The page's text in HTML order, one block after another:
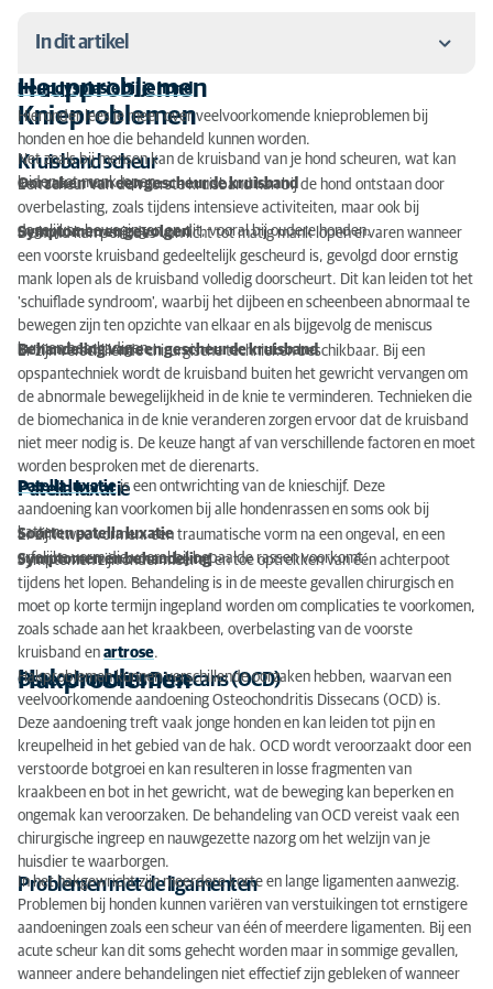
In dit artikel
Heupproblemen
Knieproblemen
Hakproblemen
Heupproblemen
Heupdysplasie bij je hond
Knieproblemen
Hieronder lees je meer over veelvoorkomende knieproblemen bij
honden en hoe die behandeld kunnen worden.
Kruisband scheur
Net zoals bij mensen kan de kruisband van je hond scheuren, wat kan
leiden tot mank lopen.
Oorzaken van een gescheurde kruisband
Een scheur van de voorste kruisband kan bij de hond ontstaan door
overbelasting, zoals tijdens intensieve activiteiten, maar ook bij
dagelijkse bewegingen en dit, vooral bij oudere honden.
Symptomen en gevolgen
De hond kan periodes van licht tot matig mank lopen ervaren wanneer
een voorste kruisband gedeeltelijk gescheurd is, gevolgd door ernstig
mank lopen als de kruisband volledig doorscheurt. Dit kan leiden tot het
'schuiflade syndroom', waarbij het dijbeen en scheenbeen abnormaal te
bewegen zijn ten opzichte van elkaar en als bijgevolg de meniscus
kunnen beschadigen.
Behandeling van een gescheurde kruisband
Er zijn verschillende chirurgische technieken beschikbaar. Bij een
opspantechniek wordt de kruisband buiten het gewricht vervangen om
de abnormale bewegelijkheid in de knie te verminderen. Technieken die
de biomechanica in de knie veranderen zorgen ervoor dat de kruisband
niet meer nodig is. De keuze hangt af van verschillende factoren en moet
worden besproken met de dierenarts.
Patella luxatie
Patella luxatieis een ontwrichting van de knieschijf. Deze
aandoening kan voorkomen bij alle hondenrassen en soms ook bij
katten.
Soorten patella luxatie
Er zijn twee vormen: een traumatische vorm na een ongeval, en een
erfelijke vorm die vooral bij bepaalde rassen voorkomt.
Symptomen en behandeling
Symptomen zijn onder meer af en toe optrekken van één achterpoot
tijdens het lopen. Behandeling is in de meeste gevallen chirurgisch en
moet op korte termijn ingepland worden om complicaties te voorkomen,
zoals schade aan het kraakbeen, overbelasting van de voorste
kruisband en artrose.
Hakproblemen
Osteochondritis Dissecans (OCD)
Hakproblemen kunnen verschillende oorzaken hebben, waarvan een
veelvoorkomende aandoening Osteochondritis Dissecans (OCD) is.
Deze aandoening treft vaak jonge honden en kan leiden tot pijn en
kreupelheid in het gebied van de hak. OCD wordt veroorzaakt door een
verstoorde botgroei en kan resulteren in losse fragmenten van
kraakbeen en bot in het gewricht, wat de beweging kan beperken en
ongemak kan veroorzaken. De behandeling van OCD vereist vaak een
chirurgische ingreep en nauwgezette nazorg om het welzijn van je
huisdier te waarborgen.
Problemen met de ligamenten
In het hakgewricht zijn meerdere korte en lange ligamenten aanwezig.
Problemen bij honden kunnen variëren van verstuikingen tot ernstigere
aandoeningen zoals een scheur van één of meerdere ligamenten. Bij een
acute scheur kan dit soms gehecht worden maar in sommige gevallen,
wanneer andere behandelingen niet effectief zijn gebleken of wanneer